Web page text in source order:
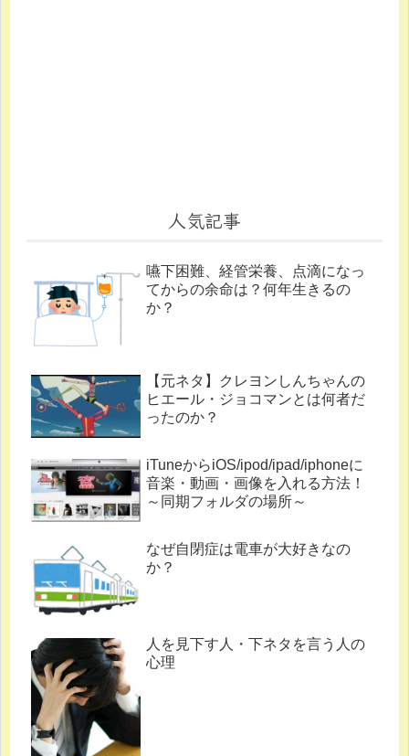
人気記事
嚥下困難、経管栄養、点滴になっ
てからの余命は？何年生きるの
か？
【元ネタ】クレヨンしんちゃんの
ヒエール・ジョコマンとは何者だ
ったのか？
iTuneからiOS/ipod/ipad/iphoneに
音楽・動画・画像を入れる方法！
～同期フォルダの場所～
なぜ自閉症は電車が大好きなの
か？
人を見下す人・下ネタを言う人の
心理